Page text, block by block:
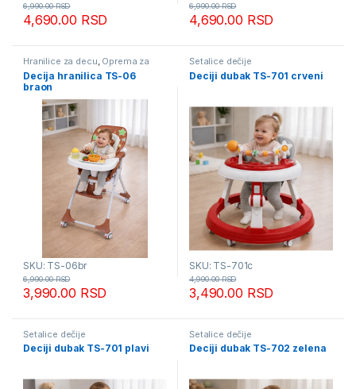
4,690.00 RSD
6,990.00RSD
4,690.00 RSD
6,990.00RSD
Hranilice za decu, Oprema za
bebe i decu - mesečna akcija
Decija hranilica TS-06
braon
SKU: TS-06br
3,990.00 RSD
6,990.00RSD
Šetalice dečije
Deciji dubak TS-701 crveni
SKU: TS-701c
3,490.00 RSD
4,990.00RSD
Šetalice dečije
Deciji dubak TS-701 plavi
Šetalice dečije
Deciji dubak TS-702 zelena